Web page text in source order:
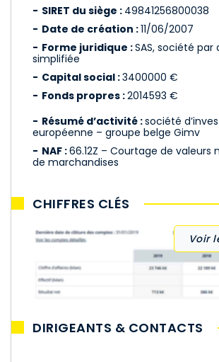
SIRET du siège : 49841256800038
Date de création :11/06/2007
Forme juridique :SAS, société par
simplifiée
Capital social :3400000 €
Fonds propres :2014593 €
Résumé d’activité :société
européenne – groupe belge Gimv
NAF :66.12Z – Courtage de valeurs
de marchandises
CHIFFRES CLÉS
Voir
DIRIGEANTS & CONTACTS